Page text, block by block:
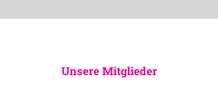
Unsere Mitglieder